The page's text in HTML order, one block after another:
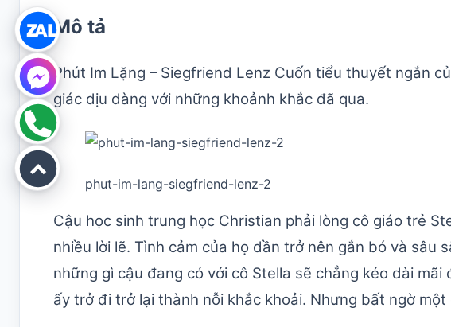
Mô tả
Phút Im Lặng – Siegfriend Lenz Cuốn tiểu thuyết ngắn
giác dịu dàng với những khoảnh khắc đã qua.
phut-im-lang-siegfriend-lenz-2
Cậu học sinh trung học Christian phải lòng cô giáo trẻ
nhiều lời lẽ. Tình cảm của họ dần trở nên gắn bó và sâu
những gì cậu đang có với cô Stella sẽ chẳng kéo dài
ấy trở đi trở lại thành nỗi khắc khoải. Nhưng bất ngờ